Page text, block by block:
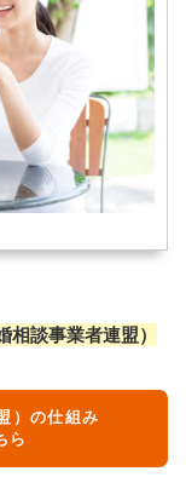
談事業者連盟）
）の仕組み
ら